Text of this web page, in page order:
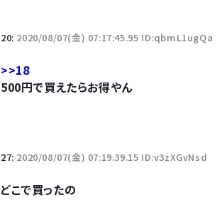
20: 2020/08/07(金) 07:17:45.95 ID:qbmL1ugQa
>>18
500円で買えたらお得やん
27: 2020/08/07(金) 07:19:39.15 ID:v3zXGvNsd
どこで買ったの